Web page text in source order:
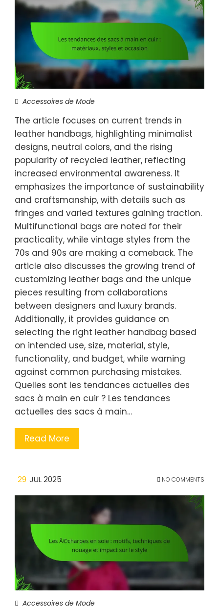
Accessoires de Mode
The article focuses on current trends in
leather handbags, highlighting minimalist
designs, neutral colors, and the rising
popularity of recycled leather, reflecting
increased environmental awareness. It
emphasizes the importance of sustainability
and craftsmanship, with details such as
fringes and varied textures gaining traction.
Multifunctional bags are noted for their
practicality, while vintage styles from the
70s and 90s are making a comeback. The
article also discusses the growing trend of
customizing leather bags and the unique
pieces resulting from collaborations
between designers and luxury brands.
Additionally, it provides guidance on
selecting the right leather handbag based
on intended use, size, material, style,
functionality, and budget, while warning
against common purchasing mistakes.
Quelles sont les tendances actuelles des
sacs à main en cuir ? Les tendances
actuelles des sacs à main…
Read More
29 JUL 2025 NO COMMENTS
Accessoires de Mode